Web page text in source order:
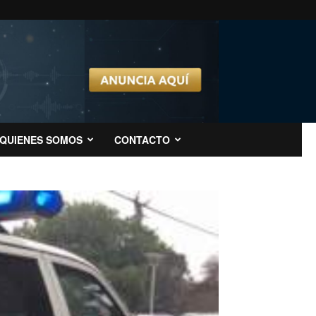
QUIENES SOMOS CONTACTO